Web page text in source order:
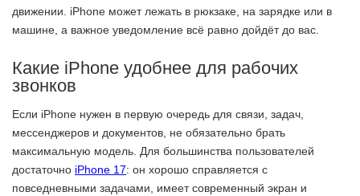
движении. iPhone может лежать в рюкзаке, на зарядке или в
машине, а важное уведомление всё равно дойдёт до вас.
Какие iPhone удобнее для рабочих
звонков
Если iPhone нужен в первую очередь для связи, задач,
мессенджеров и документов, не обязательно брать
максимальную модель. Для большинства пользователей
достаточно iPhone 17: он хорошо справляется с
повседневными задачами, имеет современный экран и